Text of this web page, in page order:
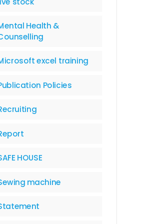
Health &
excel training
Policies
HOUSE
machine